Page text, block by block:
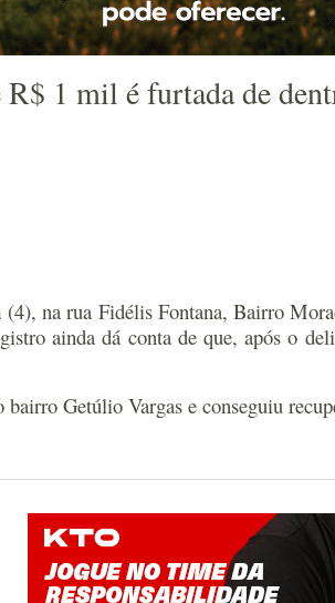
1 mil é furtada de
na rua Fidélis Fontana, Bairro
ainda dá conta de que, após o
Getúlio Vargas e conseguiu